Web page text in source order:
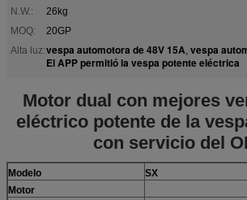
N.W.:
26kg
MOQ:
20GP
Alta luz:vespa automotora de 48V 15A, vespa
El APP permitió la vespa potente eléctrica
Motor dual con mejores
eléctrico potente de la
con servicio del
Modelo
SX
Motor